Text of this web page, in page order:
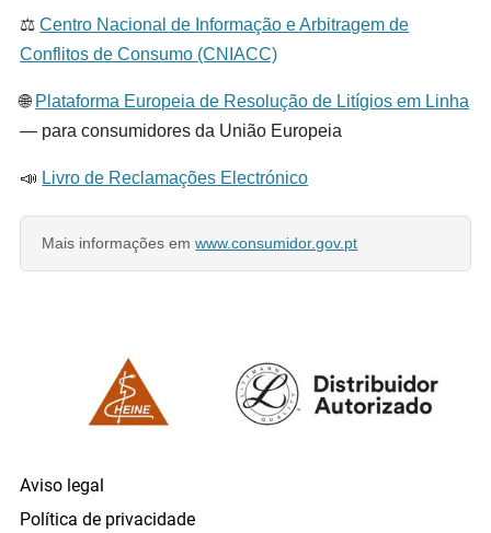
⚖️Centro Nacional de Informação e Arbitragem de
Conflitos de Consumo (CNIACC)
🌐 Plataforma Europeia de Resolução de Litígios em Linha
— para consumidores da União Europeia
📣 Livro de Reclamações Electrónico
Mais informações emwww.consumidor.gov.pt
Aviso legal
Política de privacidade